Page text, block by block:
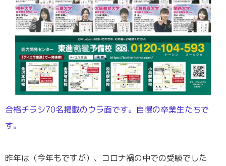
合格チラシ70名掲載のウラ面です。自慢の卒業生たちで
す。
昨年は（今年もですが）、コロナ禍の中での受験でした